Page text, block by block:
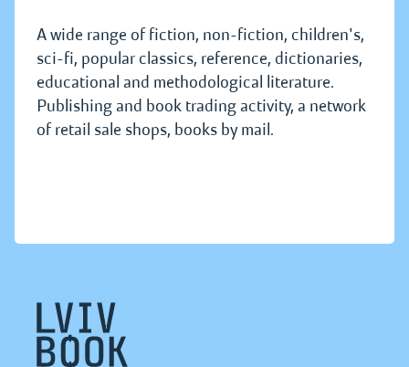
A wide range of fiction, non-fiction, children's,
sci-fi, popular classics, reference, dictionaries,
educational and methodological literature.
Publishing and book trading activity, a network
of retail sale shops, books by mail.